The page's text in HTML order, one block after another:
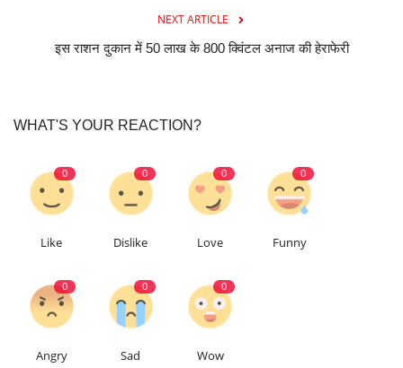
NEXT ARTICLE
इस राशन दुकान में 50 लाख के 800 क्विंटल अनाज की हेराफेरी
WHAT'S YOUR REACTION?
0
Like
0
Dislike
0
Love
0
Funny
0
Angry
0
Sad
0
Wow